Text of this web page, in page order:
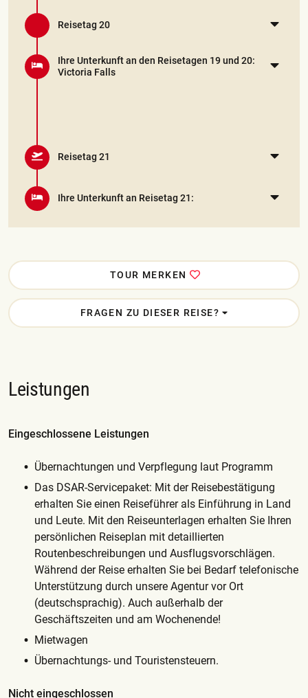
Reisetag 20
Ihre Unterkunft an den Reisetagen 19 und 20:
Victoria Falls
Reisetag 21
Ihre Unterkunft an Reisetag 21:
TOUR MERKEN
FRAGEN ZU DIESER REISE?
Leistungen
Eingeschlossene Leistungen
Übernachtungen und Verpflegung laut Programm
Das DSAR-Servicepaket: Mit der Reisebestätigung
erhalten Sie einen Reiseführer als Einführung in Land
und Leute. Mit den Reiseunterlagen erhalten Sie Ihren
persönlichen Reiseplan mit detaillierten
Routenbeschreibungen und Ausflugsvorschlägen.
Während der Reise erhalten Sie bei Bedarf telefonische
Unterstützung durch unsere Agentur vor Ort
(deutschsprachig). Auch außerhalb der
Geschäftszeiten und am Wochenende!
Mietwagen
Übernachtungs- und Touristensteuern.
Nicht eingeschlossen